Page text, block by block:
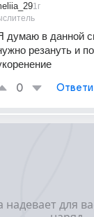
1г
думаю в данной
резануть и
0